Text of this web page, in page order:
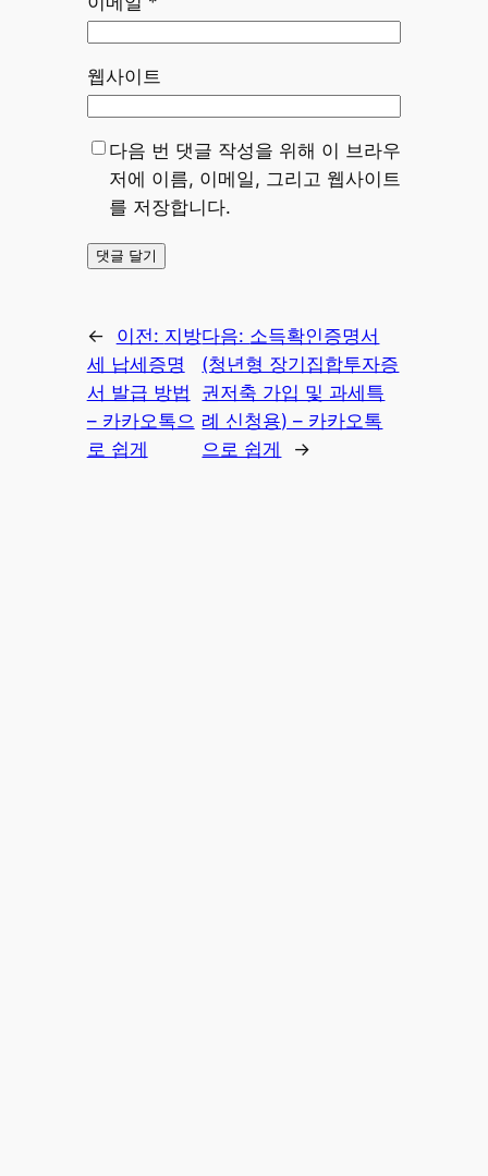
웹사이트
다음 번 댓글 작성을 위해 이 브라우
저에 이름, 이메일, 그리고 웹사이트
를 저장합니다.
← 이전: 지방
세 납세증명
서 발급 방법
– 카카오톡으
로 쉽게
다음: 소득확인증명서
(청년형 장기집합투자증
권저축 가입 및 과세특
례 신청용) – 카카오톡
으로 쉽게
→